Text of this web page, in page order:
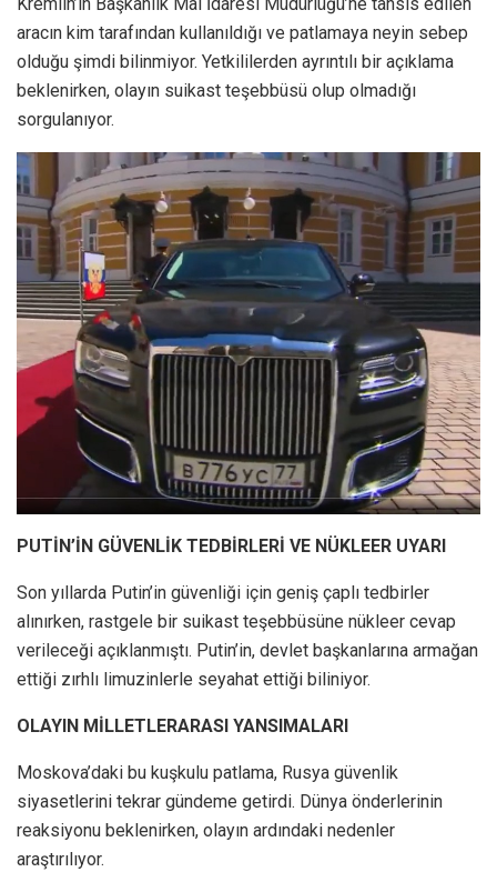
aracın kim tarafından kullanıldığı ve patlamaya neyin sebep
olduğu şimdi bilinmiyor. Yetkililerden ayrıntılı bir açıklama
beklenirken, olayın suikast teşebbüsü olup olmadığı
sorgulanıyor.
PUTİN’İN GÜVENLİK TEDBİRLERİ VE NÜKLEER UYARI
Son yıllarda Putin’in güvenliği için geniş çaplı tedbirler
alınırken, rastgele bir suikast teşebbüsüne nükleer cevap
verileceği açıklanmıştı. Putin’in, devlet başkanlarına armağan
ettiği zırhlı limuzinlerle seyahat ettiği biliniyor.
OLAYIN MİLLETLERARASI YANSIMALARI
Moskova’daki bu kuşkulu patlama, Rusya güvenlik
siyasetlerini tekrar gündeme getirdi. Dünya önderlerinin
reaksiyonu beklenirken, olayın ardındaki nedenler
araştırılıyor.